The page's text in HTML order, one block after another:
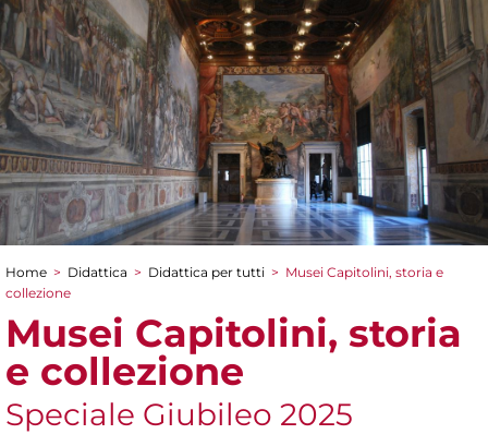
Tu sei qui
Home > Didattica > Didattica per tutti > Musei Capitolini, storia e
collezione
Musei Capitolini, storia
e collezione
Speciale Giubileo 2025